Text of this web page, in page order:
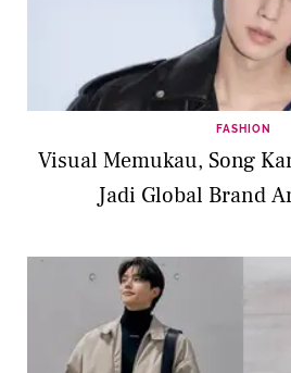
FASHION
Visual Memukau, Song
Jadi Global Brand